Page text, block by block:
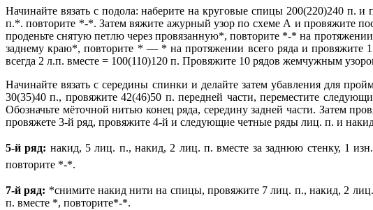
Начинайте вязать с подола: наберите на круговые спицы 200(220)240
п.*. повторите *-*. Затем вяжите ажурный узор по схеме А и провяжите
проденьте снятую петлю через провязанную*, повторите *-* на
заднему краю*, повторите * — * на протяжении всего ряда и провяжите
всегда 2 л.п. вместе = 100(110)120 п. Провяжите 10 рядов жемчужным
Начинайте вязать с середины спинки и делайте затем убавления для
30(35)40 п., провяжите 42(46)50 п. передней части, переместите
Обозначьте мёточной нитью конец ряда, середину задней части. Затем
провяжете 3-й ряд, провяжите 4-й и следующие четные ряды лиц. п. и
5-й ряд: накид, 5 лиц. п., накид, 2 лиц. п. вместе за заднюю стенку, 1
повторите *-*.
7-й ряд: *снимите накид нити на спицы, провяжите 7 лиц. п., накид, 2
п. вместе *, повторите*-*.